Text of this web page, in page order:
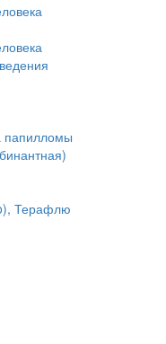
папилломы
Терафлю